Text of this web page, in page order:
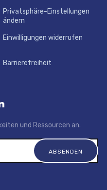
Privatsphäre-Einstellungen
ändern
Einwilligungen widerrufen
Barrierefreiheit
und Ressourcen an.